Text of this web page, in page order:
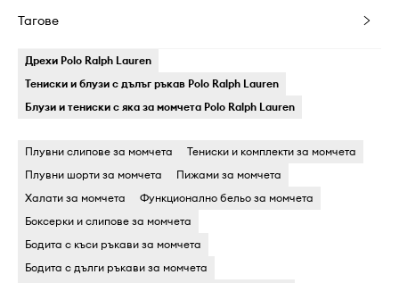
Тагове
Дрехи Polo Ralph Lauren
Тениски и блузи с дълъг ръкав Polo Ralph Lauren
Блузи и тениски с яка за момчета Polo Ralph Lauren
Плувни слипове за момчета
Тениски и комплекти за момчета
Плувни шорти за момчета
Пижами за момчета
Халати за момчета
Функционално бельо за момчета
Боксерки и слипове за момчета
Бодита c къси ръкави за момчета
Бодита c дълги ръкави за момчета